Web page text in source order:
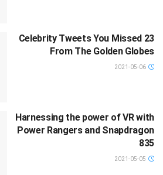
23 Celebrity Tweets You Missed
From The Golden Globes
Harnessing the power of VR with
Power Rangers and Snapdragon
835